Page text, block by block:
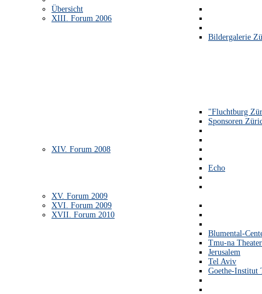
Übersicht
XIII. Forum 2006
Bildergalerie
"Fluchtburg
Sponsoren
XIV. Forum 2008
Echo
XV. Forum 2009
XVI. Forum 2009
XVII. Forum 2010
Blumental-
Tmu-na Theater
Jerusalem
Tel Aviv
Goethe-Institut